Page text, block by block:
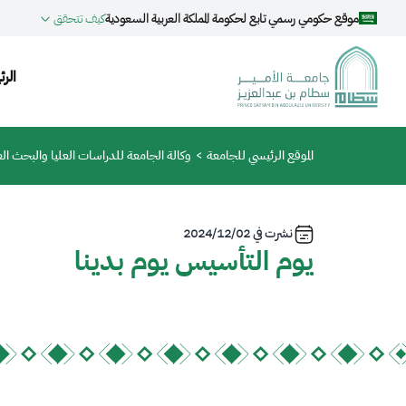
تجاوز إلى المحتوى الرئيسي
موقع حكومي رسمي تابع لحكومة المملكة العربية السعوديةكيف تتحقق
مسار التنقل
الموقع الرئيسي للجامعة وكالة الجامعة للدراسات العليا والبحث
نشرت في2024/12/02
يوم التأسيس يوم بدينا